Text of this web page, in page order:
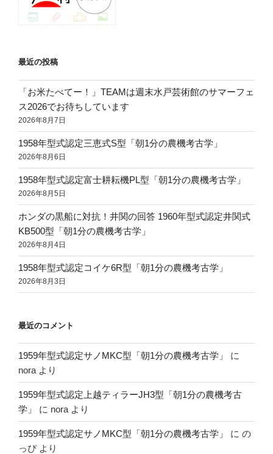
最近の投稿
「お米たべてー！」TEAMは週末水戸芸術館のサマーフェ
ス2026でお待ちしています
2026年8月7日
1958年型式認定三恵式S型「朝1分の農機考古学」
2026年8月6日
1958年型式認定富士耕耘機PL型「朝1分の農機考古学」
2026年8月5日
ホンダの黒船に対抗！井関の回答 1960年型式認定井関式
KB500型「朝1分の農機考古学」
2026年8月4日
1958年型式認定コイケ6R型「朝1分の農機考古学」
2026年8月3日
最近のコメント
1959年型式認定サノMKC型「朝1分の農機考古学」
に
nora より
1959年型式認定上越ティラーJH3型「朝1分の農機考古
学」
に nora より
1959年型式認定サノMKC型「朝1分の農機考古学」 に の
っぴより